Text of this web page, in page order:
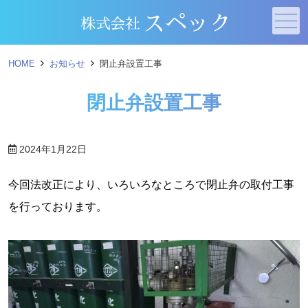
メニュー
HOME お知らせ 閉止弁設置工事
閉止弁設置工事
2024年1月22日
今回法改正により、いろいろなところで閉止弁の取付工事
を行っております。